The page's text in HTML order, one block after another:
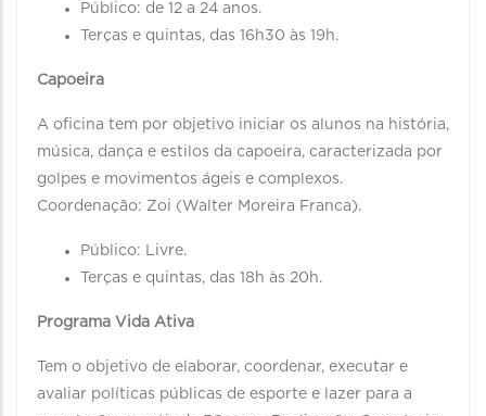
Público: de 12 a 24 anos.
Terças e quintas, das 16h30 às 19h.
Capoeira
A oficina tem por objetivo iniciar os alunos na história,
música, dança e estilos da capoeira, caracterizada por
golpes e movimentos ágeis e complexos.
Coordenação: Zoi (Walter Moreira Franca).
Público: Livre.
Terças e quintas, das 18h às 20h.
Programa Vida Ativa
Tem o objetivo de elaborar, coordenar, executar e
avaliar políticas públicas de esporte e lazer para a